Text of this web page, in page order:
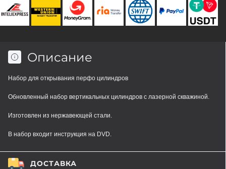
Описание
Набор для открывания перфо цилиндров
Обновленный набор вертикальных цилиндров с лазерной скважиной.
Изготовлен из нержавеющей стали.
В набор входит инструкция на DVD.
ДОСТАВКА